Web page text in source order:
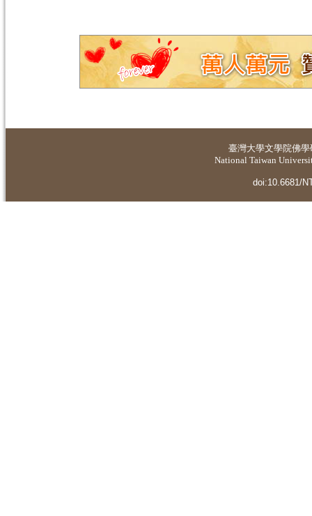
臺灣大學文學院佛
National Taiwan
doi:10.6681/